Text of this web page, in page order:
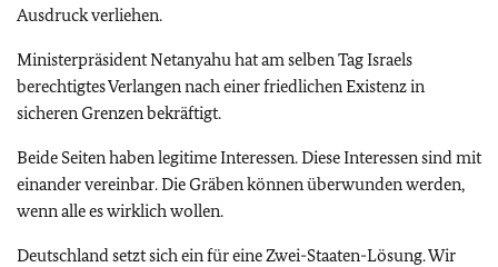
Ausdruck verliehen.
Ministerpräsident Netanyahu hat am selben Tag Israels
berechtigtes Verlangen nach einer friedlichen Existenz in
sicheren Grenzen bekräftigt.
Beide Seiten haben legitime Interessen. Diese Interessen sind mit
einander vereinbar. Die Gräben können überwunden werden,
wenn alle es wirklich wollen.
Deutschland setzt sich ein für eine Zwei-Staaten-Lösung. Wir